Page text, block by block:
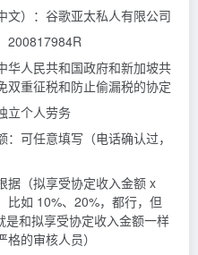
文）：谷歌亚太私人有限公司
200817984R
华人民共和国政府和新加坡共
双重征税和防止偷漏税的协定
立个人劳务
可任意填写（电话确认过，
据（拟享受协定收入金额 x
比如 10%、20%，都行，但
是和拟享受协定收入金额一样
格的审核人员）